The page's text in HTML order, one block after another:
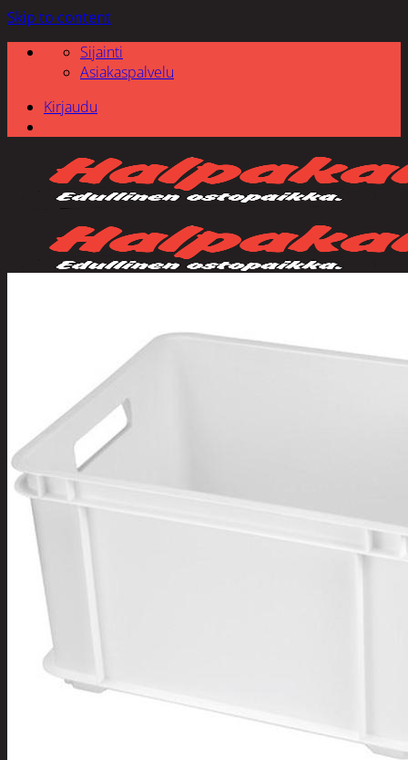
Skip to content
Sijainti
Asiakaspalvelu
Kirjaudu
Tuotevalikoima
Joulu- ja kausivalot
tontut
Joulutekstiilit